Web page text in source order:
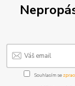
Souhlasím se